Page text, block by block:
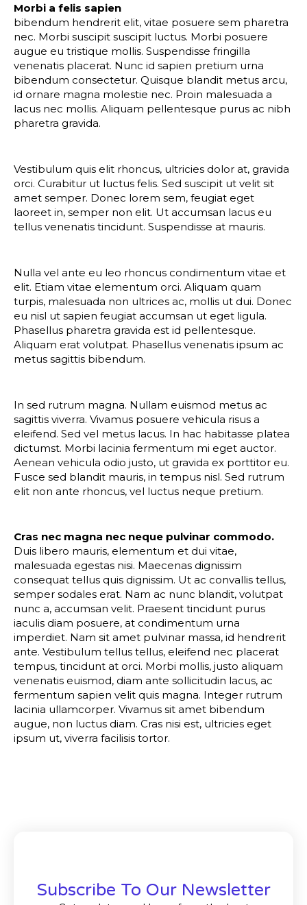
Morbi a felis sapien
bibendum hendrerit elit, vitae posuere sem pharetra
nec. Morbi suscipit suscipit luctus. Morbi posuere
augue eu tristique mollis. Suspendisse fringilla
venenatis placerat. Nunc id sapien pretium urna
bibendum consectetur. Quisque blandit metus arcu,
id ornare magna molestie nec. Proin malesuada a
lacus nec mollis. Aliquam pellentesque purus ac nibh
pharetra gravida.
Vestibulum quis elit rhoncus, ultricies dolor at, gravida
orci. Curabitur ut luctus felis. Sed suscipit ut velit sit
amet semper. Donec lorem sem, feugiat eget
laoreet in, semper non elit. Ut accumsan lacus eu
tellus venenatis tincidunt. Suspendisse at mauris.
Nulla vel ante eu leo rhoncus condimentum vitae et
elit. Etiam vitae elementum orci. Aliquam quam
turpis, malesuada non ultrices ac, mollis ut dui. Donec
eu nisl ut sapien feugiat accumsan ut eget ligula.
Phasellus pharetra gravida est id pellentesque.
Aliquam erat volutpat. Phasellus venenatis ipsum ac
metus sagittis bibendum.
In sed rutrum magna. Nullam euismod metus ac
sagittis viverra. Vivamus posuere vehicula risus a
eleifend. Sed vel metus lacus. In hac habitasse platea
dictumst. Morbi lacinia fermentum mi eget auctor.
Aenean vehicula odio justo, ut gravida ex porttitor eu.
Fusce sed blandit mauris, in tempus nisl. Sed rutrum
elit non ante rhoncus, vel luctus neque pretium.
Cras nec magna nec neque pulvinar commodo.
Duis libero mauris, elementum et dui vitae,
malesuada egestas nisi. Maecenas dignissim
consequat tellus quis dignissim. Ut ac convallis tellus,
semper sodales erat. Nam ac nunc blandit, volutpat
nunc a, accumsan velit. Praesent tincidunt purus
iaculis diam posuere, at condimentum urna
imperdiet. Nam sit amet pulvinar massa, id hendrerit
ante. Vestibulum tellus tellus, eleifend nec placerat
tempus, tincidunt at orci. Morbi mollis, justo aliquam
venenatis euismod, diam ante sollicitudin lacus, ac
fermentum sapien velit quis magna. Integer rutrum
lacinia ullamcorper. Vivamus sit amet bibendum
augue, non luctus diam. Cras nisi est, ultricies eget
ipsum ut, viverra facilisis tortor.
Subscribe To Our Newsletter